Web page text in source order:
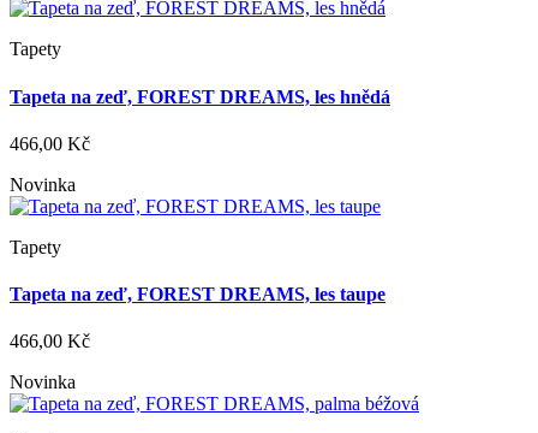
Tapety
Tapeta na zeď, FOREST DREAMS, les hnědá
466,00 Kč
Novinka
Tapety
Tapeta na zeď, FOREST DREAMS, les taupe
466,00 Kč
Novinka